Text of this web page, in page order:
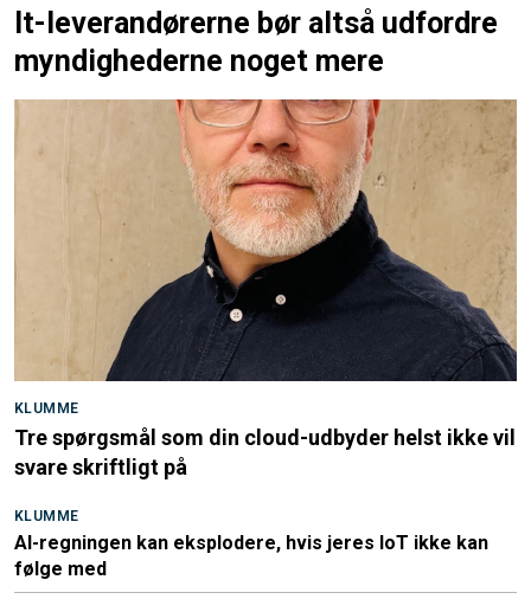
It-leverandørerne bør altså udfordre
myndighederne noget mere
KLUMME
Tre spørgsmål som din cloud-udbyder helst ikke vil
svare skriftligt på
KLUMME
AI-regningen kan eksplodere, hvis jeres IoT ikke kan
følge med